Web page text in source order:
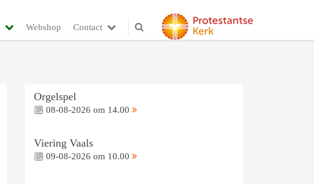
Webshop Contact
Orgelspel
08-08-2026 om 14.00
Viering Vaals
09-08-2026 om 10.00